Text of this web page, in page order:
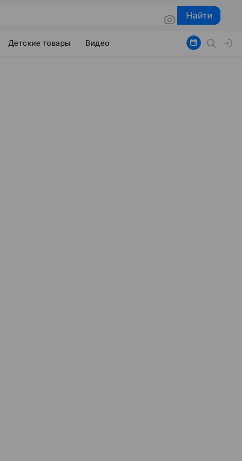
Найти
Найти
Детские товары Видео